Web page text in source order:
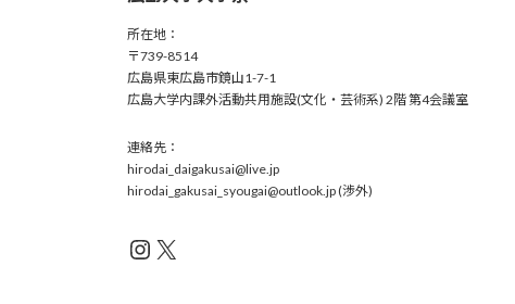
所在地：
〒739-8514
広島県東広島市鏡山1-7-1
広島大学内課外活動共用施設(文化・芸術系) 2階 第4会議室
連絡先：
hirodai_daigakusai@live.jp
hirodai_gakusai_syougai@outlook.jp (渉外)
Instagram
X